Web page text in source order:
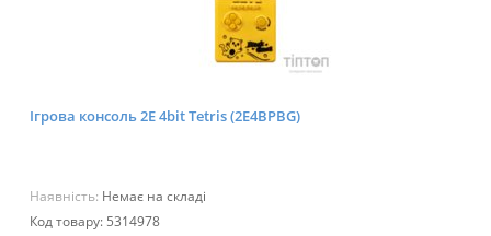
Ігрова консоль 2E 4bit Tetris (2E4BPBG)
Наявність: Немає на складі
Код товару: 5314978